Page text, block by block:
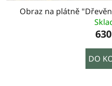
Obraz na plátně
DO